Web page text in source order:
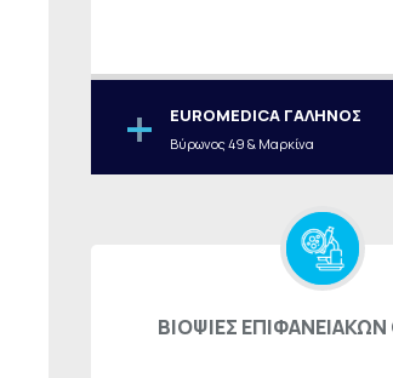
EUROMEDICA ΓΑΛΗΝΟΣ
Βύρωνος 49 & Μαρκίνα
ΒΙΟΨΙΕΣ